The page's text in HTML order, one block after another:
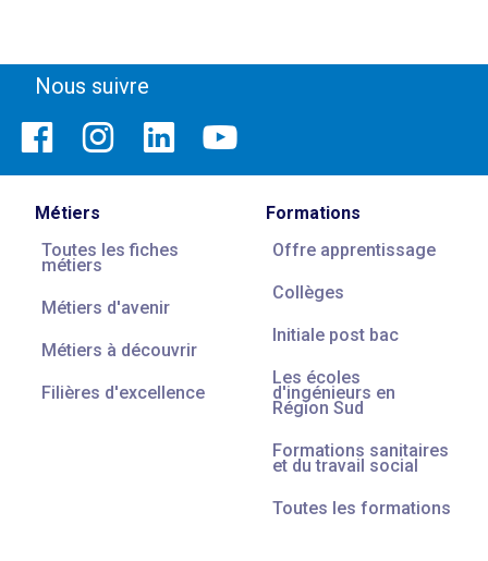
Nous suivre
Métiers
Toutes les fiches
métiers
Métiers d'avenir
Métiers à découvrir
Filières d'excellence
Formations
Offre apprentissage
Collèges
Initiale post bac
Les écoles
d'ingénieurs en
Région Sud
Formations sanitaires
et du travail social
Toutes les formations